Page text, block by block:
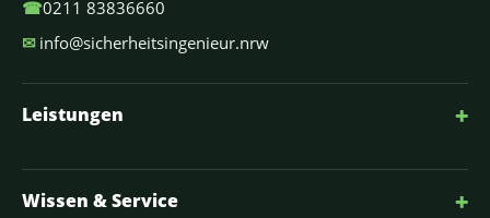
☎0211 83836660
✉ info@sicherheitsingenieur.nrw
Leistungen +
Wissen & Service +